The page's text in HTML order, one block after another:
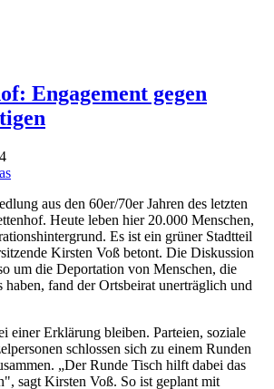
Engagement gegen
aus den 60er/70er Jahren des letzten
Heute leben hier 20.000 Menschen,
Es ist ein grüner Stadtteil
Kirsten Voß betont. Die Diskussion
um die Deportation von Menschen, die
haben, fand der Ortsbeirat unerträglich und
einer Erklärung bleiben. Parteien, soziale
schlossen sich zu einem Runden
„Der Runde Tisch hilft dabei das
sagt Kirsten Voß. So ist geplant mit